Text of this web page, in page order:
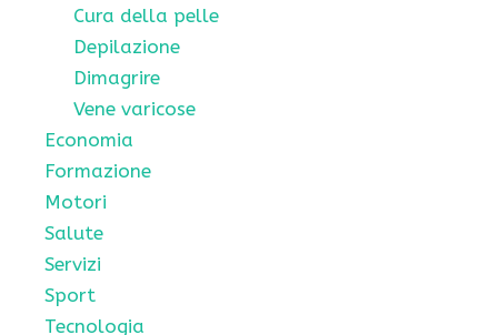
Cura della pelle
Depilazione
Dimagrire
Vene varicose
Economia
Formazione
Motori
Salute
Servizi
Sport
Tecnologia